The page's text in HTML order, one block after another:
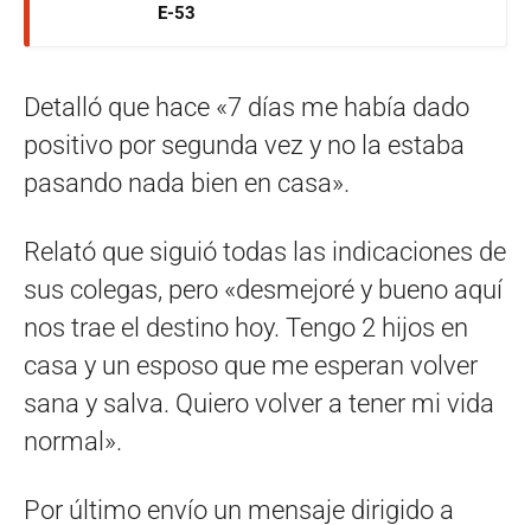
E-53
Detalló que hace «7 días me había dado
positivo por segunda vez y no la estaba
pasando nada bien en casa».
Relató que siguió todas las indicaciones de
sus colegas, pero «desmejoré y bueno aquí
nos trae el destino hoy. Tengo 2 hijos en
casa y un esposo que me esperan volver
sana y salva. Quiero volver a tener mi vida
normal».
Por último envío un mensaje dirigido a